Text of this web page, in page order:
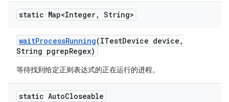
static Map<Integer, String>
waitProcessRunning(ITestDevice device ,
String pgrepRegex)
等待找到给定正则表达式的正在运行的进程。
static AutoCloseable